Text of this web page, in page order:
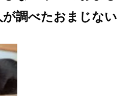
調べたおまじない